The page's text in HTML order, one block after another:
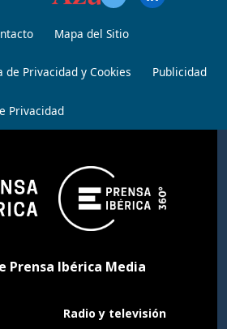
Mapa del Sitio
de Privacidad y Cookies Publicidad
Privacidad
Prensa Ibérica Media
Radio y televisión